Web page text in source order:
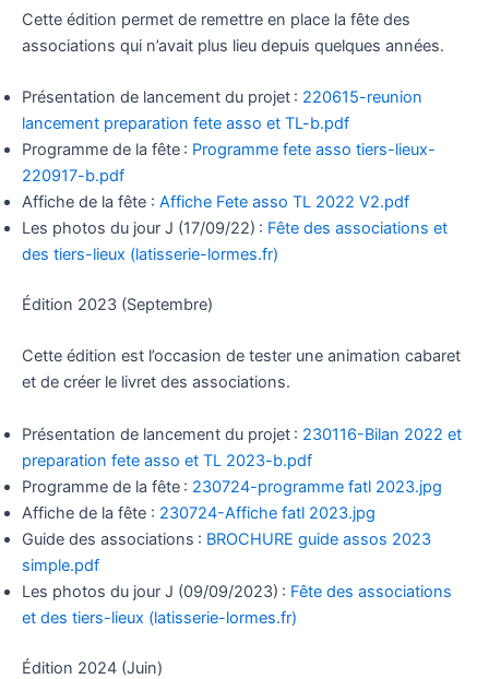
Cette édition permet de remettre en place la fête des
associations qui n’avait plus lieu depuis quelques années.
Présentation de lancement du projet : 220615-reunion
lancement preparation fete asso et TL-b.pdf
Programme de la fête : Programme fete asso tiers-lieux-
220917-b.pdf
Affiche de la fête : Affiche Fete asso TL 2022 V2.pdf
Les photos du jour J (17/09/22) : Fête des associations et
des tiers-lieux (latisserie-lormes.fr)
Édition 2023 (Septembre)
Cette édition est l’occasion de tester une animation cabaret
et de créer le livret des associations.
Présentation de lancement du projet : 230116-Bilan 2022 et
preparation fete asso et TL 2023-b.pdf
Programme de la fête : 230724-programme fatl 2023.jpg
Affiche de la fête : 230724-Affiche fatl 2023.jpg
Guide des associations : BROCHURE guide assos 2023
simple.pdf
Les photos du jour J (09/09/2023) : Fête des associations
et des tiers-lieux (latisserie-lormes.fr)
Édition 2024 (Juin)